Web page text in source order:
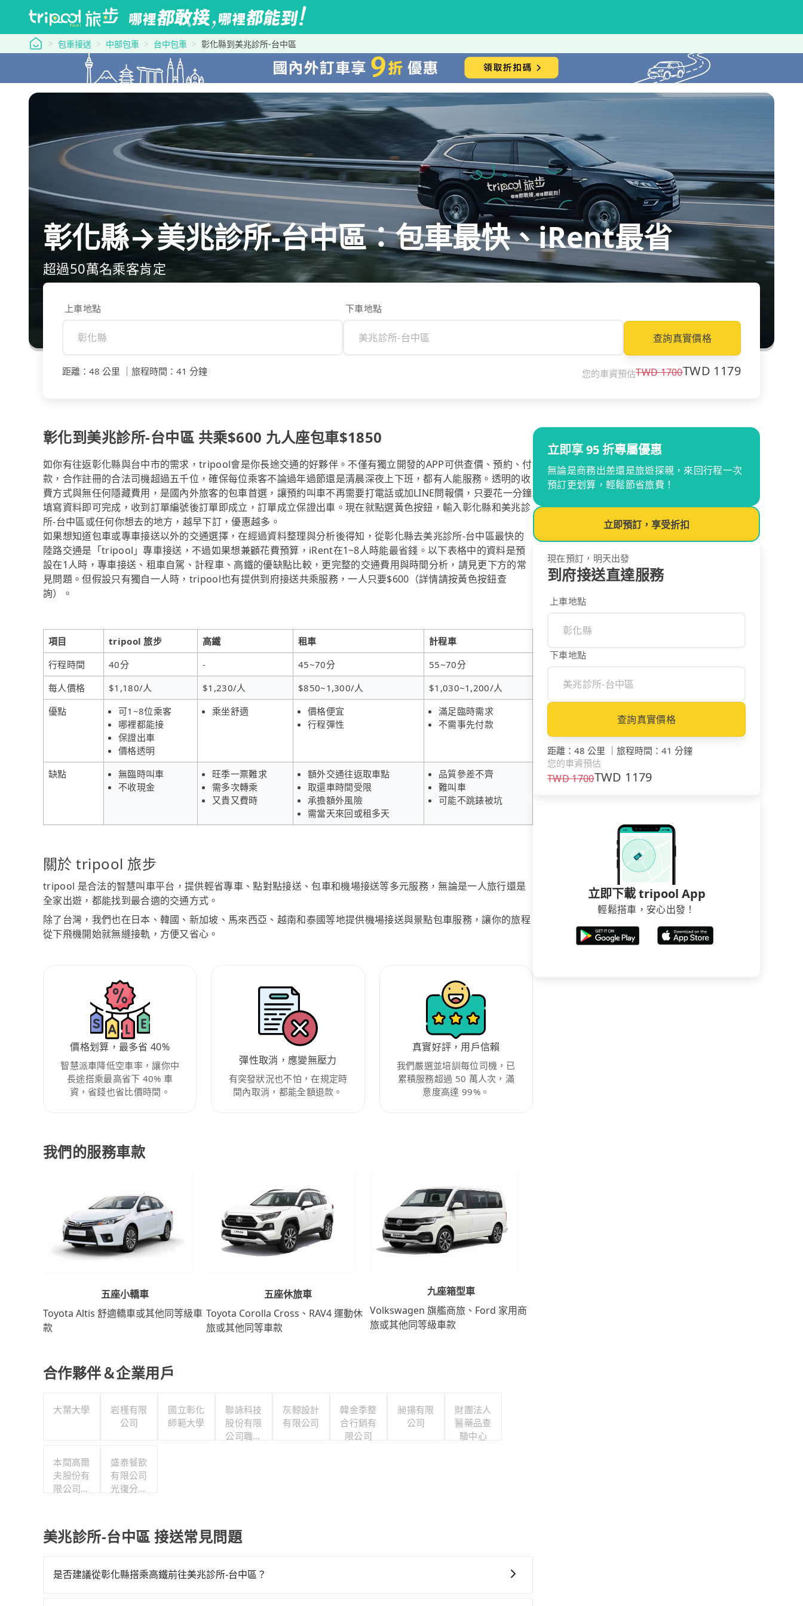
tripool 旅步
包車接送 中部包車 台中包車 彰化縣到美兆診所-台中區
彰化縣→美兆診所-台中區：包車最快、iRent最省
超過50萬名乘客肯定
上車地點 下車地點
查詢真實價格
距離 ： 48 公里 旅程時間 ： 41 分鐘 您的車資預估TWD1700TWD 1179
彰化到美兆診所-台中區 共乘$600 九人座包車$1850
如你有往返彰化縣與台中市的需求，tripool會是你長途交通的好夥伴。不僅有獨立開發的APP可供查價、預約、付
款，合作註冊的合法司機超過五千位，確保每位乘客不論過年過節還是清晨深夜上下班，都有人能服務。透明的收
費方式與無任何隱藏費用，是國內外旅客的包車首選，讓預約叫車不再需要打電話或加LINE問報價，只要花一分鐘
填寫資料即可完成，收到訂單編號後訂單即成立，訂單成立保證出車。現在就點選黃色按鈕，輸入彰化縣和美兆診
所-台中區或任何你想去的地方，越早下訂，優惠越多。
如果想知道包車或專車接送以外的交通選擇，在經過資料整理與分析後得知，從彰化縣去美兆診所-台中區最快的
陸路交通是「tripool」專車接送，不過如果想兼顧花費預算，iRent在1~8人時能最省錢。以下表格中的資料是預
設在1人時，專車接送、租車自駕、計程車、高鐵的優缺點比較，更完整的交通費用與時間分析，請見更下方的常
見問題。但假設只有獨自一人時，tripool也有提供到府接送共乘服務，一人只要$600（詳情請按黃色按鈕查
詢）。
項目 tripool 旅步 高鐵 租車
計程車
行程時間
40分 - 45~70分
55~70分
每人價格
$1,180/人 $1,230/人 $850~1,300/人
$1,030~1,200/人
優點
可1~8位乘客
哪裡都能接
保證出車
價格透明
乘坐舒適
價格便宜
行程彈性
滿足臨時需求
不需事先付款
缺點
無臨時叫車
不收現金
旺季一票難求
需多次轉乘
又貴又費時
額外交通往返取車點
取還車時間受限
承擔額外風險
需當天來回或租多天
品質參差不齊
難叫車
可能不跳錶被坑
關於 tripool 旅步
tripool 是合法的智慧叫車平台，提供輕省專車、點對點接送、包車和機場接送等多元服務，無論是一人旅行還是
全家出遊，都能找到最合適的交通方式。
除了台灣，我們也在日本、韓國、新加坡、馬來西亞、越南和泰國等地提供機場接送與景點包車服務，讓你的旅程
從下飛機開始就無縫接軌，方便又省心。
價格划算，最多省 40%
智慧派車降低空車率，讓你中
長途搭乘最高省下 40% 車
資，省錢也省比價時間。
彈性取消，應變無壓力
有突發狀況也不怕，在規定時
間內取消，都能全額退款。
真實好評，用戶信賴
我們嚴選並培訓每位司機，已
累積服務超過 50 萬人次，滿
意度高達 99%。
我們的服務車款
五座小轎車
Toyota Altis 舒適轎車或其他同等級車
款
五座休旅車
Toyota Corolla Cross、RAV4 運動休
旅或其他同等車款
九座箱型車
Volkswagen 旗艦商旅、Ford 家用商
旅或其他同等級車款
合作夥伴＆企業用戶
大葉大學
岩槿有限
公司
國立彰化
師範大學
聯詠科技
股份有限
公司職工
灰鯨設計
有限公司
韓金季整
合行銷有
限公司
昶揚有限
公司
財團法人
醫藥品查
驗中心
本間高爾
夫股份有
限公司台
盛泰餐飲
有限公司
光復分公
美兆診所-台中區 接送常見問題
是否建議從彰化縣搭乘高鐵前往美兆診所-台中區？
立即享 95 折專屬優惠
無論是商務出差還是旅遊探親，來回行程一次
預訂更划算，輕鬆節省旅費！
立即預訂，享受折扣
現在預訂，明天出發
到府接送直達服務
上車地點
下車地點
查詢真實價格
距離 ： 48 公里 ｜ 旅程時間 ： 41 分鐘
您的車資預估
TWD1700TWD 1179
立即下載 tripool App
輕鬆搭車，安心出發！